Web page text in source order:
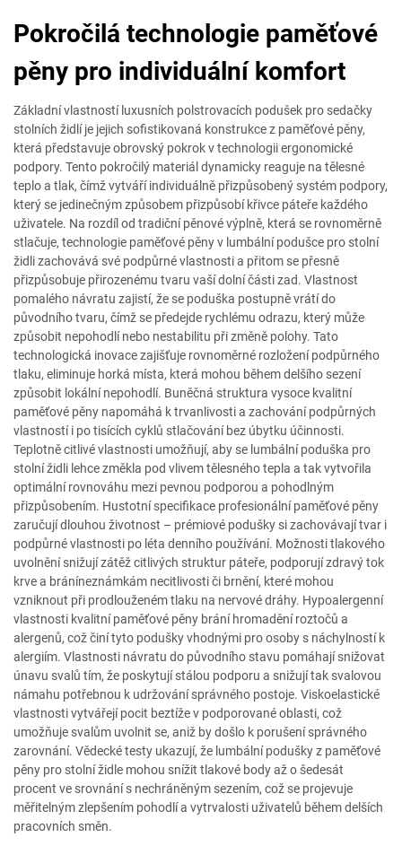
Pokročilá technologie paměťové
pěny pro individuální komfort
Základní vlastností luxusních polstrovacích podušek pro sedačky
stolních židlí je jejich sofistikovaná konstrukce z paměťové pěny,
která představuje obrovský pokrok v technologii ergonomické
podpory. Tento pokročilý materiál dynamicky reaguje na tělesné
teplo a tlak, čímž vytváří individuálně přizpůsobený systém podpory,
který se jedinečným způsobem přizpůsobí křivce páteře každého
uživatele. Na rozdíl od tradiční pěnové výplně, která se rovnoměrně
stlačuje, technologie paměťové pěny v lumbální podušce pro stolní
židli zachovává své podpůrné vlastnosti a přitom se přesně
přizpůsobuje přirozenému tvaru vaší dolní části zad. Vlastnost
pomalého návratu zajistí, že se poduška postupně vrátí do
původního tvaru, čímž se předejde rychlému odrazu, který může
způsobit nepohodlí nebo nestabilitu při změně polohy. Tato
technologická inovace zajišťuje rovnoměrné rozložení podpůrného
tlaku, eliminuje horká místa, která mohou během delšího sezení
způsobit lokální nepohodlí. Buněčná struktura vysoce kvalitní
paměťové pěny napomáhá k trvanlivosti a zachování podpůrných
vlastností i po tisících cyklů stlačování bez úbytku účinnosti.
Teplotně citlivé vlastnosti umožňují, aby se lumbální poduška pro
stolní židli lehce změkla pod vlivem tělesného tepla a tak vytvořila
optimální rovnováhu mezi pevnou podporou a pohodlným
přizpůsobením. Hustotní specifikace profesionální paměťové pěny
zaručují dlouhou životnost – prémiové podušky si zachovávají tvar i
podpůrné vlastnosti po léta denního používání. Možnosti tlakového
uvolnění snižují zátěž citlivých struktur páteře, podporují zdravý tok
krve a bráníneznámkám necitlivosti či brnění, které mohou
vzniknout při prodlouženém tlaku na nervové dráhy. Hypoalergenní
vlastnosti kvalitní paměťové pěny brání hromadění roztočů a
alergenů, což činí tyto podušky vhodnými pro osoby s náchylností k
alergiím. Vlastnosti návratu do původního stavu pomáhají snižovat
únavu svalů tím, že poskytují stálou podporu a snižují tak svalovou
námahu potřebnou k udržování správného postoje. Viskoelastické
vlastnosti vytvářejí pocit beztíže v podporované oblasti, což
umožňuje svalům uvolnit se, aniž by došlo k porušení správného
zarovnání. Vědecké testy ukazují, že lumbální podušky z paměťové
pěny pro stolní židle mohou snížit tlakové body až o šedesát
procent ve srovnání s nechráněným sezením, což se projevuje
měřitelným zlepšením pohodlí a vytrvalosti uživatelů během delších
pracovních směn.